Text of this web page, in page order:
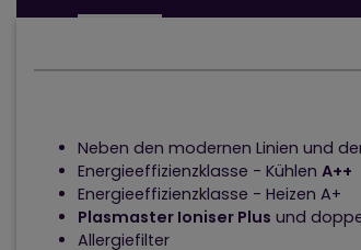
Neben den modernen Linien und
Energieeffizienzklasse - Kühlen A++
Energieeffizienzklasse - Heizen A+
Plasmaster Ioniser Plus und
Allergiefilter